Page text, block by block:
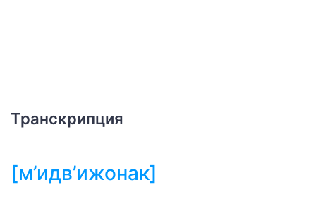
Транскрипция
[м’идв’ижонак]